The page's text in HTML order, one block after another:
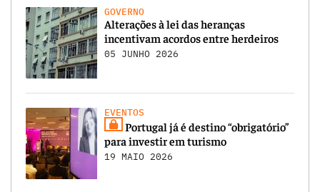
GOVERNO
Alterações à lei das heranças
incentivam acordos entre herdeiros
05 JUNHO 2026
EVENTOS
Portugal já é destino “obrigatório”
para investir em turismo
19 MAIO 2026